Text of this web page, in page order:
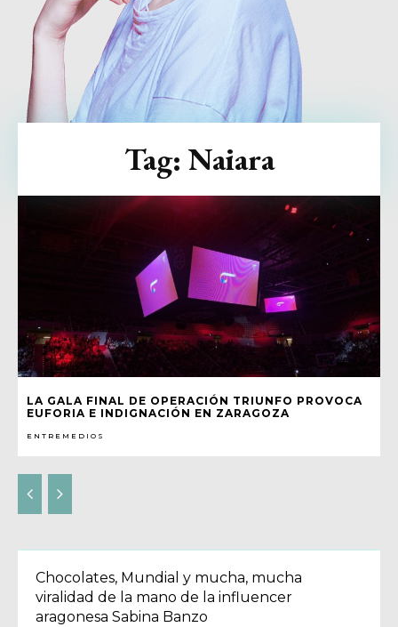
LA GALA FINAL DE OPERACIÓN TRIUNFO PROVOCA
EUFORIA E INDIGNACIÓN EN ZARAGOZA
ENTREMEDIOS
Tag: Naiara
Chocolates, Mundial y mucha, mucha
viralidad de la mano de la influencer
aragonesa Sabina Banzo